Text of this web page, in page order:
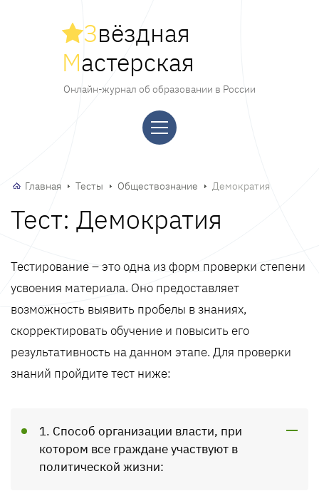
Звёздная
Мастерская
Онлайн-журнал об образовании в России
Главная Тесты Обществознание Демократия
Тест: Демократия
Тестирование – это одна из форм проверки степени
усвоения материала. Оно предоставляет
возможность выявить пробелы в знаниях,
скорректировать обучение и повысить его
результативность на данном этапе. Для проверки
знаний пройдите тест ниже:
1. Способ организации власти, при
котором все граждане участвуют в
политической жизни: